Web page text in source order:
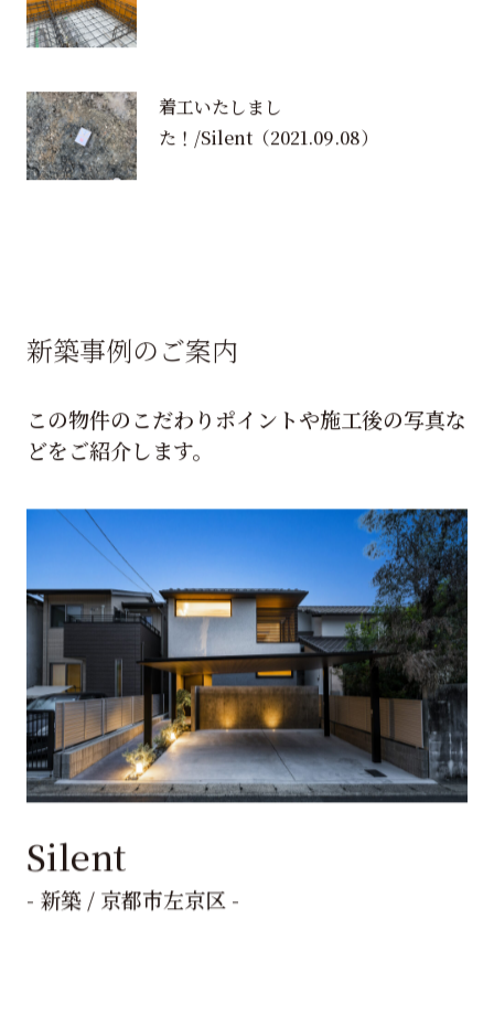
着工いたしまし
た！/Silent（2021.09.08）
新築事例のご案内
この物件のこだわりポイントや施工後の写真な
どをご紹介します。
Silent
- 新築 / 京都市左京区 -